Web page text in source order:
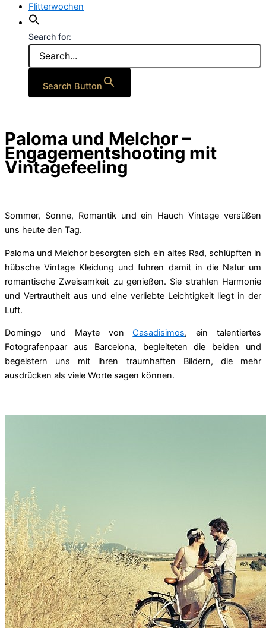
Flitterwochen
Search for:
Search Button
Paloma und Melchor –
Engagementshooting mit
Vintagefeeling
Sommer, Sonne, Romantik und ein Hauch Vintage versüßen
uns heute den Tag.
Paloma und Melchor besorgten sich ein altes Rad, schlüpften in
hübsche Vintage Kleidung und fuhren damit in die Natur um
romantische Zweisamkeit zu genießen. Sie strahlen Harmonie
und Vertrautheit aus und eine verliebte Leichtigkeit liegt in der
Luft.
Domingo und Mayte vonCasadisimos, ein talentiertes
Fotografenpaar aus Barcelona, begleiteten die beiden und
begeistern uns mit ihren traumhaften Bildern, die mehr
ausdrücken als viele Worte sagen können.